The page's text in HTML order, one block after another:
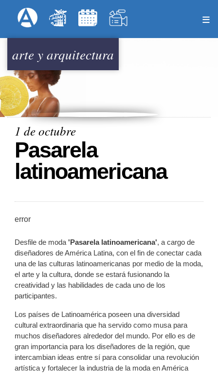
al
Menú Superior
arte y arquitectura
1 de octubre
Pasarela
latinoamericana
error
Desfile de moda 'Pasarela latinoamericana', a cargo de
diseñadores de América Latina, con el fin de conectar cada
una de las culturas latinoamericanas por medio de la moda,
el arte y la cultura, donde se estará fusionando la
creatividad y las habilidades de cada uno de los
participantes.
Los países de Latinoamérica poseen una diversidad
cultural extraordinaria que ha servido como musa para
muchos diseñadores alrededor del mundo. Por ello es de
gran importancia para los diseñadores de la región, que
intercambian ideas entre sí para consolidar una revolución
artística y fortalecer la industria de la moda en América